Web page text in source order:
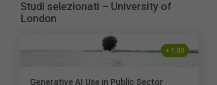
Studi selezionati – University of
London
+ 1.00
Generative AI Use in Public Sector